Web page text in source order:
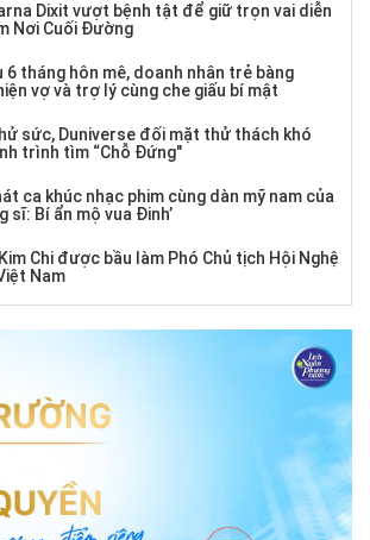
Dixit vượt bệnh tật để giữ trọn vai diễn
Nơi Cuối Đường
6 tháng hôn mê, doanh nhân trẻ bàng
vợ và trợ lý cùng che giấu bí mật
sức, Duniverse đối mặt thử thách khó
trình tìm “Chỗ Đứng"
ca khúc nhạc phim cùng dàn mỹ nam của
sĩ: Bí ẩn mộ vua Đinh’
Chi được bầu làm Phó Chủ tịch Hội Nghệ
Nam